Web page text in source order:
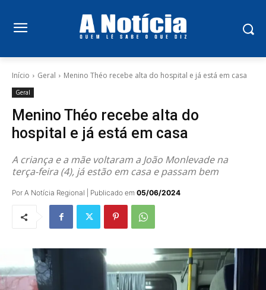
Início Geral Menino Théo recebe alta do hospital e já está em casa
Geral
Menino Théo recebe alta do
hospital e já está em casa
A criança e a mãe voltaram a João Monlevade na
terça-feira (4), já estão em casa e passam bem
Por A Notícia Regional | Publicado em 05/06/2024